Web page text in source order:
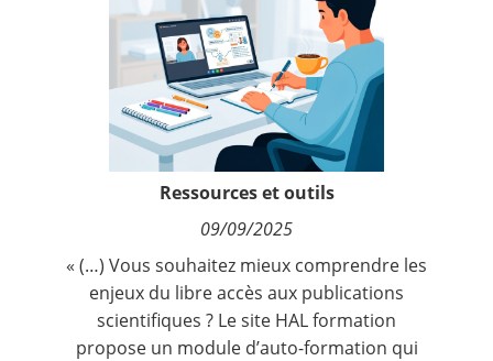
Ressources et outils
09/09/2025
« (…) Vous souhaitez mieux comprendre les
enjeux du libre accès aux publications
scientifiques ? Le site HAL formation
propose un module d’auto-formation qui